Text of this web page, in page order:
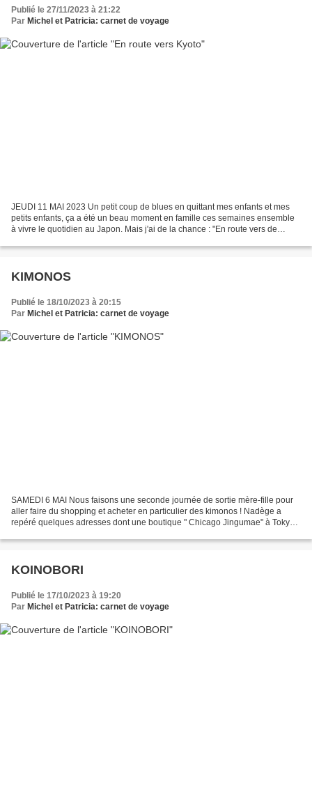
Publié le 27/11/2023 à 21:22
Par Michel et Patricia: carnet de voyage
JEUDI 11 MAI 2023 Un petit coup de blues en quittant mes enfants et mes
petits enfants, ça a été un beau moment en famille ces semaines ensemble
à vivre le quotidien au Japon. Mais j'ai de la chance : "En route vers de
KIMONOS
Publié le 18/10/2023 à 20:15
Par Michel et Patricia: carnet de voyage
SAMEDI 6 MAI Nous faisons une seconde journée de sortie mère-fille pour
aller faire du shopping et acheter en particulier des kimonos ! Nadège a
repéré quelques adresses dont une boutique " Chicago Jingumae" à Tokyo
KOINOBORI
Publié le 17/10/2023 à 19:20
Par Michel et Patricia: carnet de voyage